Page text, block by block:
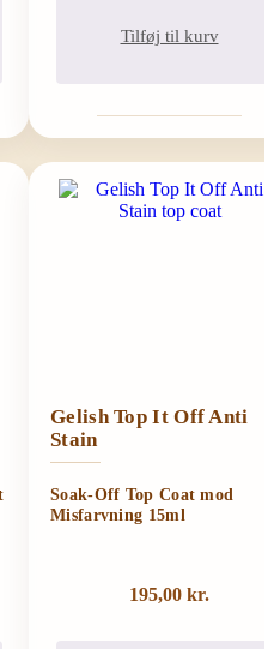
Tilføj til kurv
Gelish Top It Off Anti
Stain
Soak-Off Top Coat mod
Misfarvning 15ml
195,00 kr.